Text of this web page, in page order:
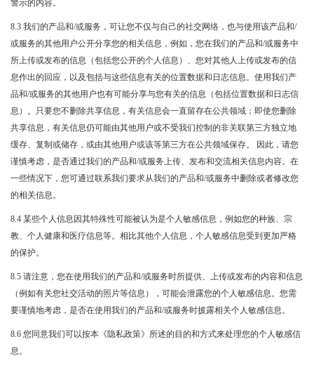
警示的内容。
8.3 我们的产品和/或服务，可让您不仅与自己的社交网络，也与使用该产品和/
或服务的其他用户公开分享您的相关信息，例如，您在我们的产品和/或服务中
所上传或发布的信息（包括您公开的个人信息）、您对其他人上传或发布的信
息作出的回应，以及包括与这些信息有关的位置数据和日志信息。使用我们产
品和/或服务的其他用户也有可能分享与您有关的信息（包括位置数据和日志信
息）。只要您不删除共享信息，有关信息会一直留存在公共领域；即使您删除
共享信息，有关信息仍可能由其他用户或不受我们控制的非关联第三方独立地
缓存、复制或储存，或由其他用户或该等第三方在公共领域保存。 因此，请您
谨慎考虑，是否通过我们的产品和/或服务上传、发布和交流相关信息内容。在
一些情况下，您可通过联系我们要求从我们的产品和/或服务中删除或者修改您
的相关信息。
8.4 某些个人信息因其特殊性可能被认为是个人敏感信息，例如您的种族、宗
教、个人健康和医疗信息等。相比其他个人信息，个人敏感信息受到更加严格
的保护。
8.5 请注意，您在使用我们的产品和/或服务时所提供、上传或发布的内容和信息
（例如有关您社交活动的照片等信息），可能会泄露您的个人敏感信息。您需
要谨慎地考虑，是否在使用我们的产品和/或服务时披露相关个人敏感信息。
8.6 您同意我们可以按本《隐私政策》所述的目的和方式来处理您的个人敏感信
息。